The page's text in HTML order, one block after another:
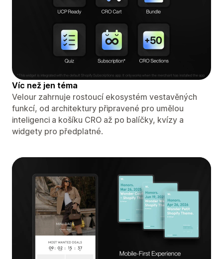
Víc než jen téma
Velour zahrnuje rostoucí ekosystém vestavěných
funkcí, od architektury připravené pro umělou
inteligenci a košíku CRO až po balíčky, kvízy a
widgety pro předplatné.